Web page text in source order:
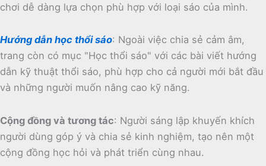
chơi dễ dàng lựa chọn phù hợp với loại sáo của mình.
Hướng dẫn học thổi sáo: Ngoài việc chia sẻ cảm âm,
trang còn có mục "Học thổi sáo" với các bài viết hướng
dẫn kỹ thuật thổi sáo, phù hợp cho cả người mới bắt đầu
và những người muốn nâng cao kỹ năng.
Cộng đồng và tương tác: Người sáng lập khuyến khích
người dùng góp ý và chia sẻ kinh nghiệm, tạo nên một
cộng đồng học hỏi và phát triển cùng nhau.